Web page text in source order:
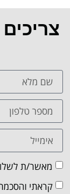
מאשר/ת לשלוח
קראתי